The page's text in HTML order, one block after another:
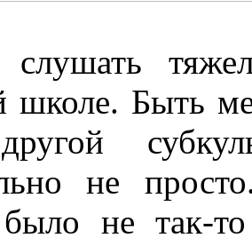
школе. Быть
не
не так-